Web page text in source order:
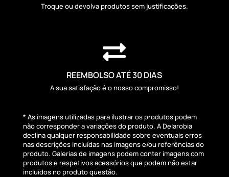
Troque ou devolva produtos sem justificações.

REEMBOLSO ATÉ 30 DIAS
A sua satisfação é o nosso compromisso!
* As imagens utilizadas para ilustrar os produtos podem
não corresponder a variações do produto. A Delarobia
declina qualquer responsabilidade sobre eventuais erros
nas descrições incluídas nas imagens e/ou referências do
produto. Galerias de imagens podem conter imagens com
produtos e respetivos acessórios que podem não estar
incluídos no produto questão.